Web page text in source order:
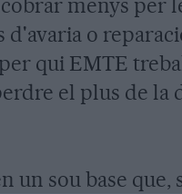
menys per
d'avaria o
qui EMTE
el plus de la
un sou base que,